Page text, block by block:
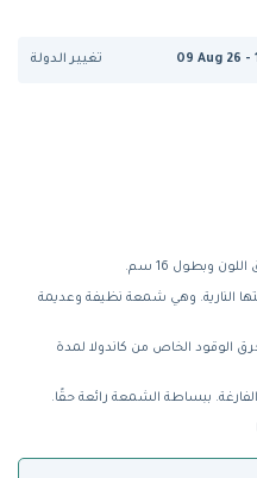
09 Aug 26 - تغيير الدولة
وبطول 16 سم.
ببساطة الشمعة رائعة حقًا.